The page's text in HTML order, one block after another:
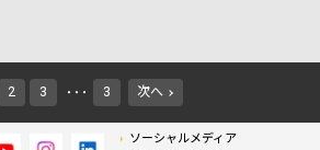
2 3 ・・・ 3 次へ
ソーシャルメディア